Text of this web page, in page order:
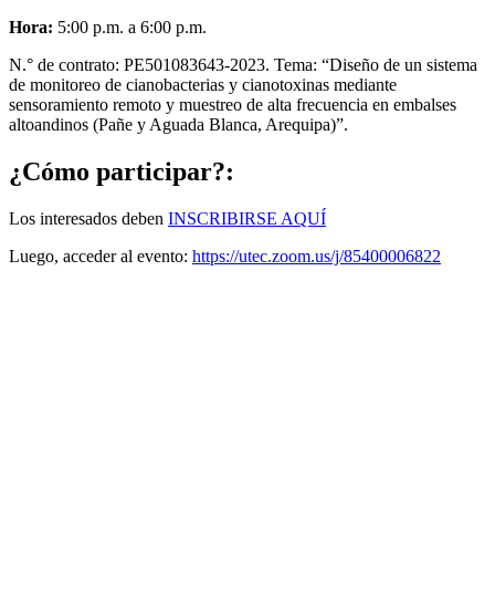
Hora: 5:00 p.m. a 6:00 p.m.
N.° de contrato: PE501083643-2023. Tema: “Diseño de un sistema
de monitoreo de cianobacterias y cianotoxinas mediante
sensoramiento remoto y muestreo de alta frecuencia en embalses
altoandinos (Pañe y Aguada Blanca, Arequipa)”.
¿Cómo participar?:
Los interesados deben INSCRIBIRSE AQUÍ
Luego, acceder al evento: https://utec.zoom.us/j/85400006822